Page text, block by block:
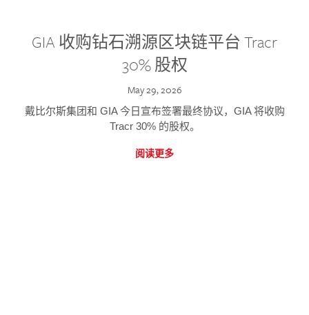
GIA 收购钻石溯源区块链平台 Tracr
30% 股权
May 29, 2026
戴比尔斯集团和 GIA 今日宣布签署最终协议，GIA 将收购
Tracr 30% 的股权。
阅读更多